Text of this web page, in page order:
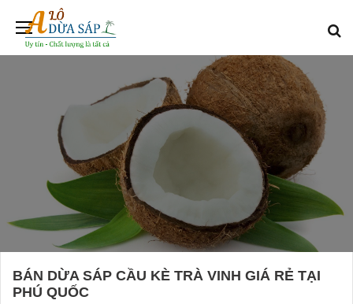
BÁN DỪA SÁP CẦU KÈ TRÀ VINH GIÁ RẺ TẠI
PHÚ QUỐC